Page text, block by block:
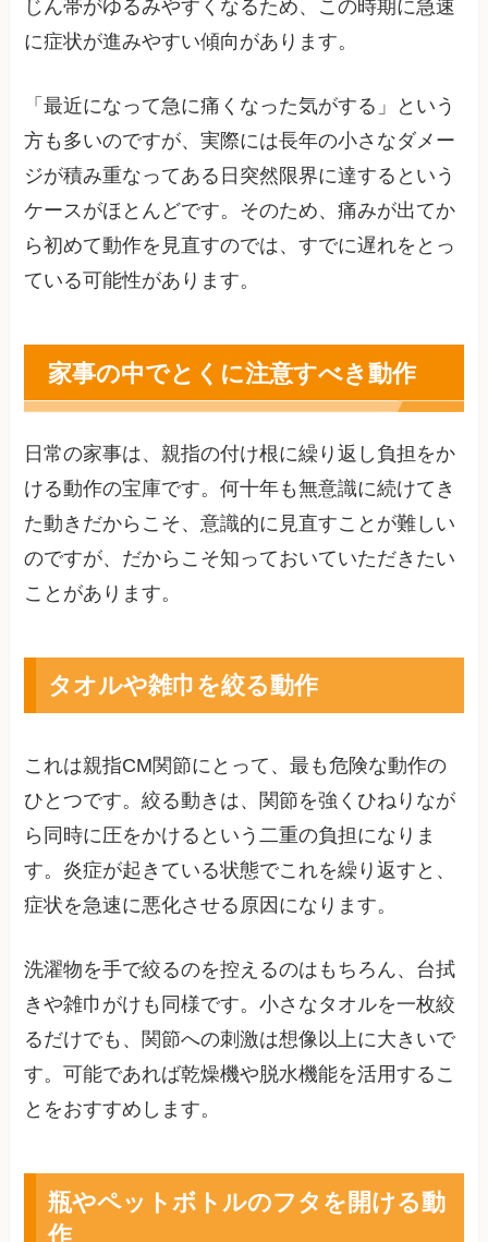
じん帯がゆるみやすくなるため、この時期に急速
に症状が進みやすい傾向があります。
「最近になって急に痛くなった気がする」という
方も多いのですが、実際には長年の小さなダメー
ジが積み重なってある日突然限界に達するという
ケースがほとんどです。そのため、痛みが出てか
ら初めて動作を見直すのでは、すでに遅れをとっ
ている可能性があります。
家事の中でとくに注意すべき動作
日常の家事は、親指の付け根に繰り返し負担をか
ける動作の宝庫です。何十年も無意識に続けてき
た動きだからこそ、意識的に見直すことが難しい
のですが、だからこそ知っておいていただきたい
ことがあります。
タオルや雑巾を絞る動作
これは親指CM関節にとって、最も危険な動作の
ひとつです。絞る動きは、関節を強くひねりなが
ら同時に圧をかけるという二重の負担になりま
す。炎症が起きている状態でこれを繰り返すと、
症状を急速に悪化させる原因になります。
洗濯物を手で絞るのを控えるのはもちろん、台拭
きや雑巾がけも同様です。小さなタオルを一枚絞
るだけでも、関節への刺激は想像以上に大きいで
す。可能であれば乾燥機や脱水機能を活用するこ
とをおすすめします。
瓶やペットボトルのフタを開ける動
作